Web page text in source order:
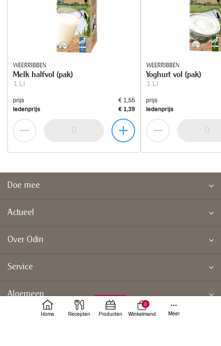
WEERRIBBEN
1 LI
Melk halfvol (pak)
prijs
€ 1,55
ledenprijs
€ 1,39
WEERRIBBEN
1 LI
Yoghurt vol (pak)
prijs
ledenprijs
Doe mee
Actueel
Over Odin
Service
Algemeen
Home Recepten Producten
0
Winkelmand
Meer